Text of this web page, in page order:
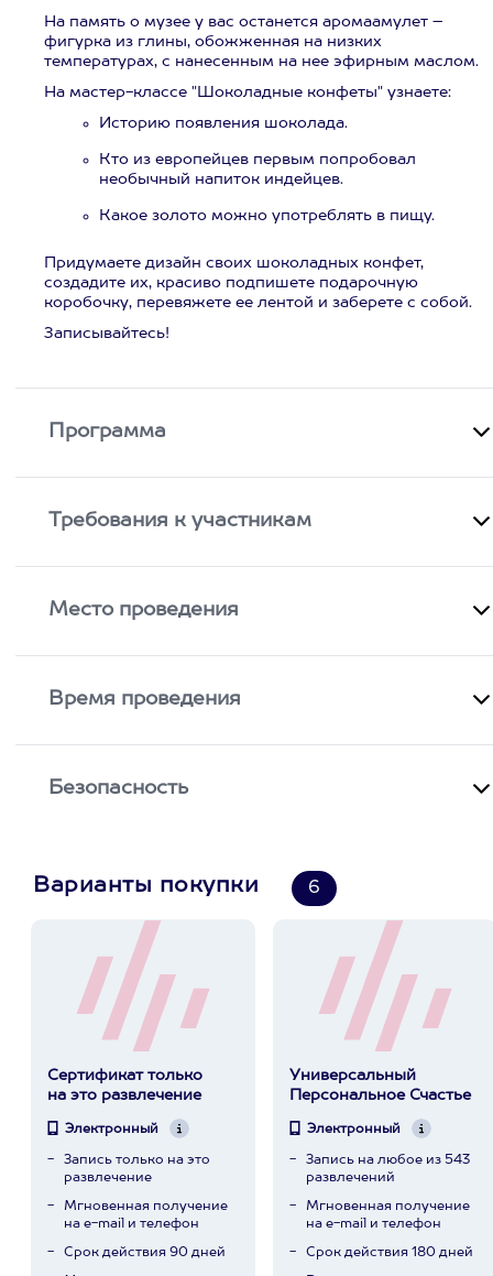
На память о музее у вас останется аромаамулет –
фигурка из глины, обожженная на низких
температурах, с нанесенным на нее эфирным маслом.
На мастер-классе "Шоколадные конфеты" узнаете:
Историю появления шоколада.
Кто из европейцев первым попробовал
необычный напиток индейцев.
Какое золото можно употреблять в пищу.
Придумаете дизайн своих шоколадных конфет,
создадите их, красиво подпишете подарочную
коробочку, перевяжете ее лентой и заберете с собой.
Записывайтесь!
Программа
Требования к участникам
Место проведения
Время проведения
Безопасность
Варианты покупки 6
Сертификат только
на это развлечение
Электронный
Запись только на это
развлечение
Мгновенная получение
на e-mail и телефон
Срок действия 90 дней
Универсальный
Персональное Счастье
Электронный
Запись на любое из 543
развлечений
Мгновенная получение
на e-mail и телефон
Срок действия 180 дней